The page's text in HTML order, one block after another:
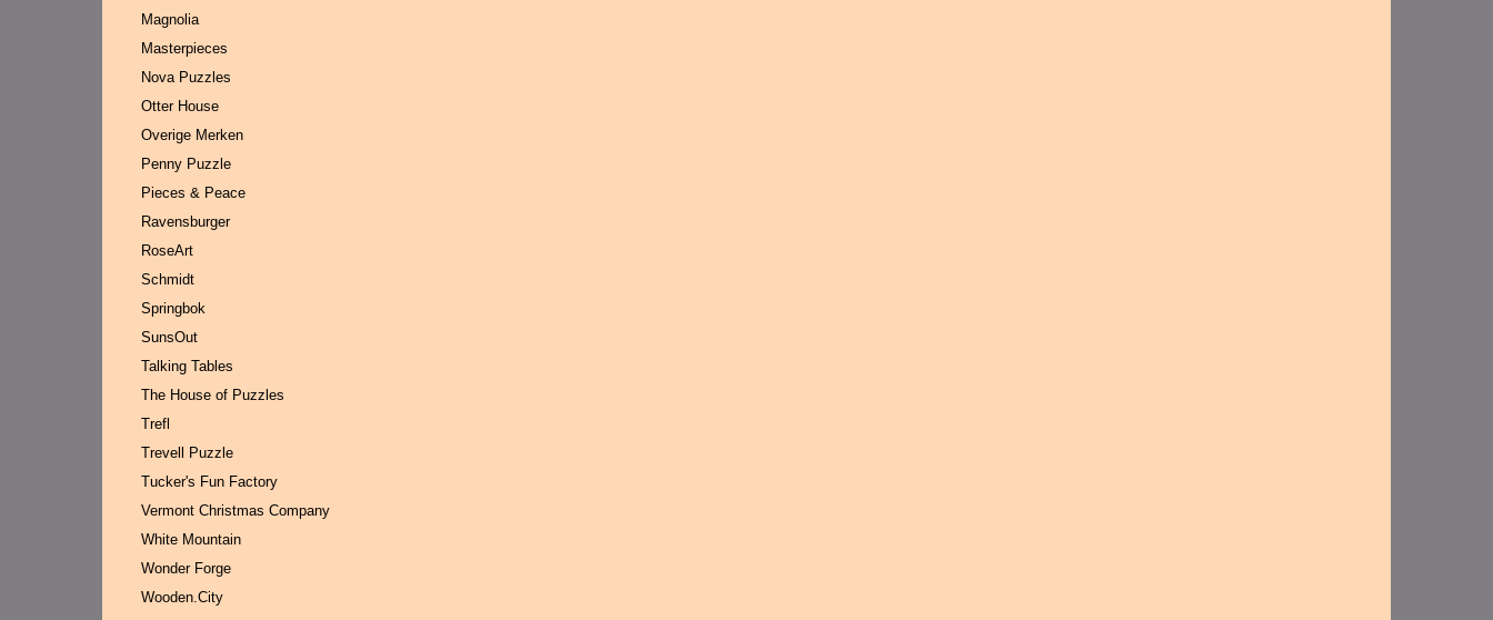
Magnolia
Masterpieces
Nova Puzzles
Otter House
Overige Merken
Penny Puzzle
Pieces & Peace
Ravensburger
RoseArt
Schmidt
Springbok
SunsOut
Talking Tables
The House of Puzzles
Trefl
Trevell Puzzle
Tucker's Fun Factory
Vermont Christmas Company
White Mountain
Wonder Forge
Wooden.City